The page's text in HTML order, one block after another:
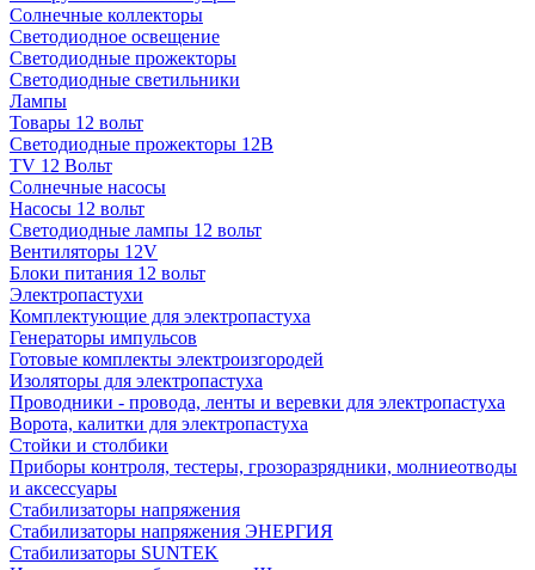
Солнечные коллекторы
Светодиодное освещение
Светодиодные прожекторы
Светодиодные светильники
Лампы
Товары 12 вольт
Светодиодные прожекторы 12В
TV 12 Вольт
Солнечные насосы
Насосы 12 вольт
Светодиодные лампы 12 вольт
Вентиляторы 12V
Блоки питания 12 вольт
Электропастухи
Комплектующие для электропастуха
Генераторы импульсов
Готовые комплекты электроизгородей
Изоляторы для электропастуха
Проводники - провода, ленты и веревки для электропастуха
Ворота, калитки для электропастуха
Стойки и столбики
Приборы контроля, тестеры, грозоразрядники, молниеотводы
и аксессуары
Стабилизаторы напряжения
Стабилизаторы напряжения ЭНЕРГИЯ
Стабилизаторы SUNTEK